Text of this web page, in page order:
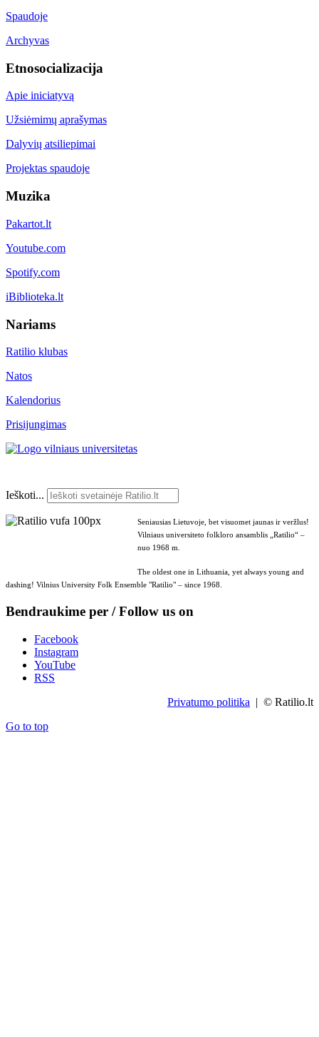
Spaudoje
Archyvas
Etnosocializacija
Apie iniciatyvą
Užsiėmimų aprašymas
Dalyvių atsiliepimai
Projektas spaudoje
Muzika
Pakartot.lt
Youtube.com
Spotify.com
iBiblioteka.lt
Nariams
Ratilio klubas
Natos
Kalendorius
Prisijungimas
Ieškoti...
Seniausias Lietuvoje, bet visuomet jaunas ir veržlus!
Vilniaus universiteto folkloro ansamblis „Ratilio“ –
nuo 1968 m.
The oldest one in Lithuania, yet always young and
dashing! Vilnius University Folk Ensemble "Ratilio" – since 1968.
Bendraukime per / Follow us on
Facebook
Instagram
YouTube
RSS
Privatumo politika | © Ratilio.lt
Go to top